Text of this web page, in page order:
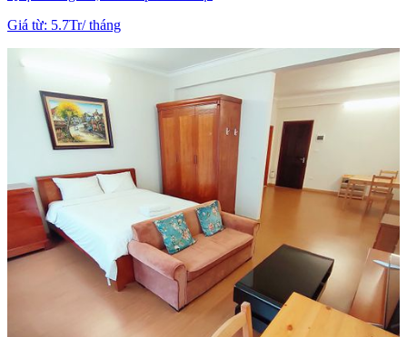
Giá từ: 5.7Tr/tháng